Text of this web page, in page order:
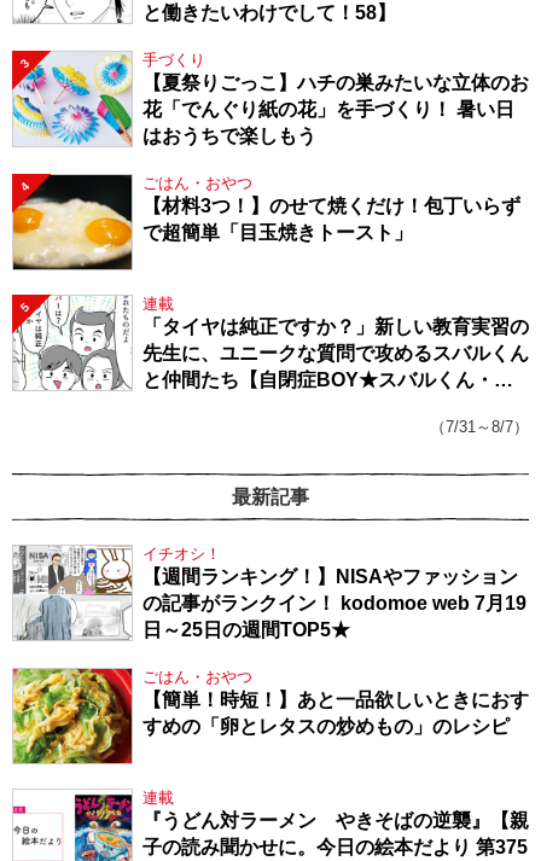
と働きたいわけでして！58】
3 手づくり
【夏祭りごっこ】ハチの巣みたいな立体のお
花「でんぐり紙の花」を手づくり！ 暑い日
はおうちで楽しもう
4 ごはん・おやつ
【材料3つ！】のせて焼くだけ！包丁いらず
で超簡単「目玉焼きトースト」
5 連載
「タイヤは純正ですか？」新しい教育実習の
先生に、ユニークな質問で攻めるスバルくん
と仲間たち【自閉症BOY★スバルくん・
（7/31～8/7）
最新記事
イチオシ！
【週間ランキング！】NISAやファッション
の記事がランクイン！ kodomoe web 7月19
日～25日の週間TOP5★
ごはん・おやつ
【簡単！時短！】あと一品欲しいときにおす
すめの「卵とレタスの炒めもの」のレシピ
連載
『うどん対ラーメン やきそばの逆襲』【親
子の読み聞かせに。今日の絵本だより 第375